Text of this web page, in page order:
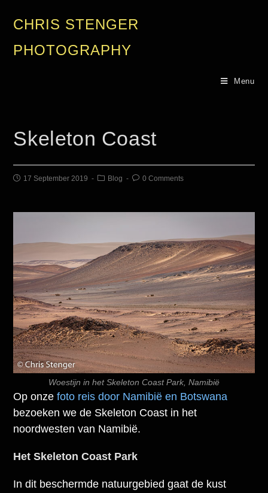
CHRIS STENGER
PHOTOGRAPHY
Menu
Skeleton Coast
17 September 2019 Blog 0 Comments
Woestijn in het Skeleton Coast Park, Namibië
Op onzefoto reis door Namibië en Botswana
bezoeken we de Skeleton Coast in het
noordwesten van Namibië.
Het Skeleton Coast Park
In dit beschermde natuurgebied gaat de kust